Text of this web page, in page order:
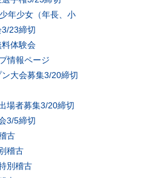
年少女（年長、小
23締切
体験会
情報ページ
大会募集3/20締切
場者募集3/20締切
3/5締切
古
稽古
別稽古